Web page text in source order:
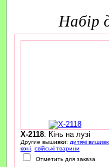
X-2118: Кінь на лузі
Другие вышивки: дитячі
коні, свійські тварини
Отметить для заказа